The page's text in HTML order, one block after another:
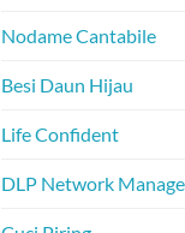
Nodame Cantabile
Besi Daun Hijau
Life Confident
DLP Network